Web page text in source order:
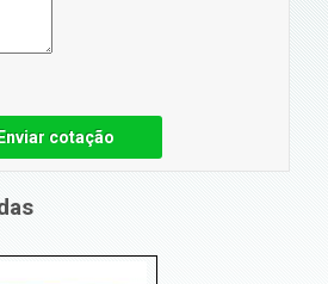
cotação